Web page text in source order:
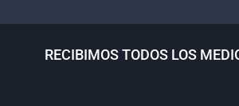
RECIBIMOS TODOS LOS